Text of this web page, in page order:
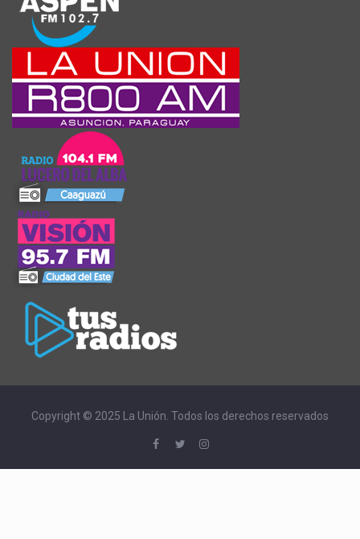
Copyright © 2025 La Unión. Todos los derechos reservados